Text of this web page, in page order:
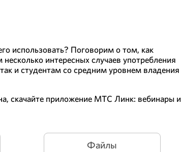
использовать? Поговорим о том, как
интересных случаев употребления
и студентам со средним уровнем владения
скачайте приложение МТС Линк: вебинары и
Файлы